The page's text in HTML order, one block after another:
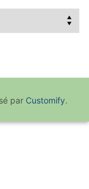
par Customify.